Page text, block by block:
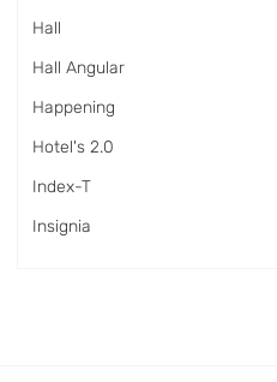
Hall
Hall Angular
Happening
Hotel's 2.0
Index-T
Insignia